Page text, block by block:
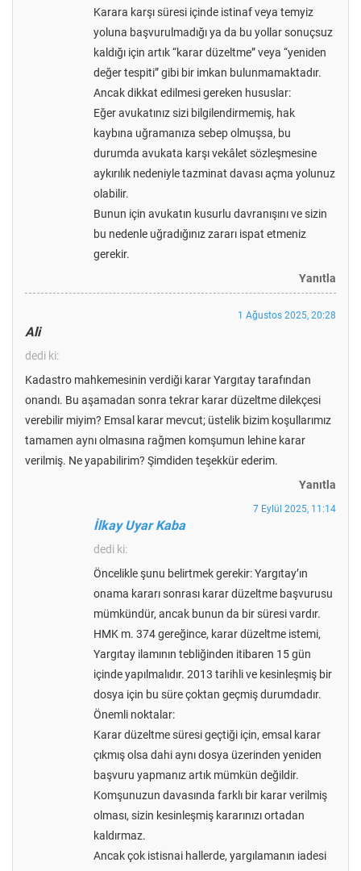
Karara karşı süresi içinde istinaf veya temyiz
yoluna başvurulmadığı ya da bu yollar sonuçsuz
kaldığı için artık “karar düzeltme” veya “yeniden
değer tespiti” gibi bir imkan bulunmamaktadır.
Ancak dikkat edilmesi gereken hususlar:
Eğer avukatınız sizi bilgilendirmemiş, hak
kaybına uğramanıza sebep olmuşsa, bu
durumda avukata karşı vekâlet sözleşmesine
aykırılık nedeniyle tazminat davası açma yolunuz
olabilir.
Bunun için avukatın kusurlu davranışını ve sizin
bu nedenle uğradığınız zararı ispat etmeniz
gerekir.
Yanıtla
Ali
dedi ki:
1 Ağustos 2025, 20:28
Kadastro mahkemesinin verdiği karar Yargıtay tarafından
onandı. Bu aşamadan sonra tekrar karar düzeltme dilekçesi
verebilir miyim? Emsal karar mevcut; üstelik bizim koşullarımız
tamamen aynı olmasına rağmen komşumun lehine karar
verilmiş. Ne yapabilirim? Şimdiden teşekkür ederim.
Yanıtla
İlkay Uyar Kaba
dedi ki:
7 Eylül 2025, 11:14
Öncelikle şunu belirtmek gerekir: Yargıtay’ın
onama kararı sonrası karar düzeltme başvurusu
mümkündür, ancak bunun da bir süresi vardır.
HMK m. 374 gereğince, karar düzeltme istemi,
Yargıtay ilamının tebliğinden itibaren 15 gün
içinde yapılmalıdır. 2013 tarihli ve kesinleşmiş bir
dosya için bu süre çoktan geçmiş durumdadır.
Önemli noktalar:
Karar düzeltme süresi geçtiği için, emsal karar
çıkmış olsa dahi aynı dosya üzerinden yeniden
başvuru yapmanız artık mümkün değildir.
Komşunuzun davasında farklı bir karar verilmiş
olması, sizin kesinleşmiş kararınızı ortadan
kaldırmaz.
Ancak çok istisnai hallerde, yargılamanın iadesi